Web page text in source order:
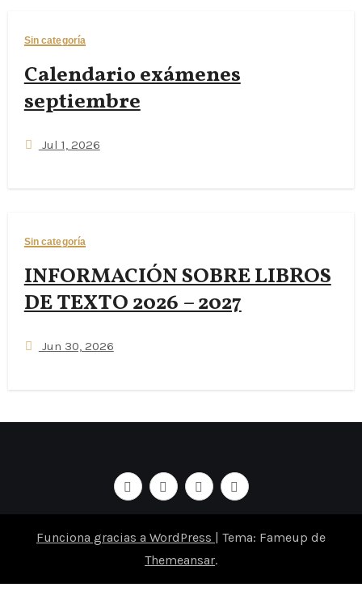
Sin categoría
Calendario exámenes
septiembre
Jul 1, 2026
Sin categoría
INFORMACIÓN SOBRE LIBROS
DE TEXTO 2026 – 2027
Jun 30, 2026
Funciona gracias a WordPress | Tema: Fameup de
Themeansar.